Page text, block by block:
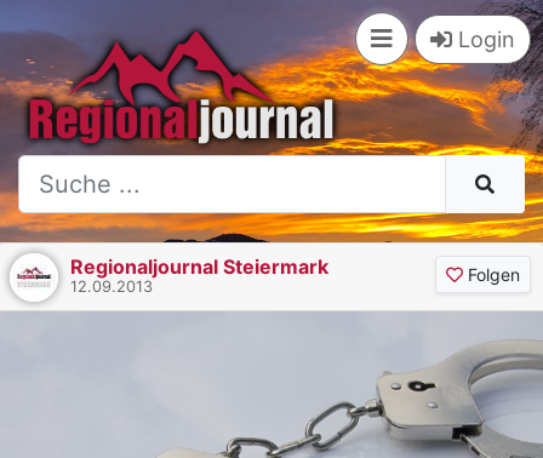
Login
Regionaljournal Steiermark
12.09.2013
Folgen